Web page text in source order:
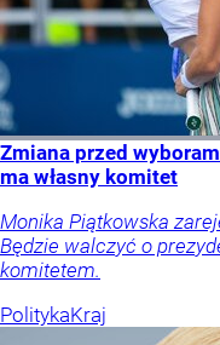
Zmiana przed
ma własny komitet
Monika Piątkowska
Będzie walczyć o
komitetem.
PolitykaKraj